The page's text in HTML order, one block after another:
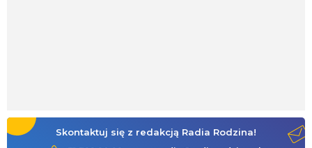
Skontaktuj się z redakcją Radia Rodzina!